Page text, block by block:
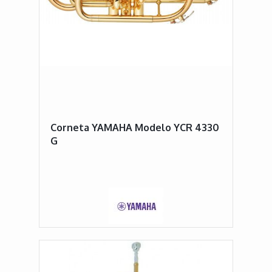
Corneta YAMAHA Modelo YCR 4330
G